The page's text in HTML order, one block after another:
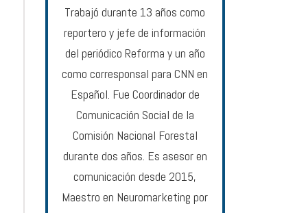
Trabajó durante 13 años como
reportero y jefe de información
del periódico Reforma y un año
como corresponsal para CNN en
Español. Fue Coordinador de
Comunicación Social de la
Comisión Nacional Forestal
durante dos años. Es asesor en
comunicación desde 2015,
Maestro en Neuromarketing por